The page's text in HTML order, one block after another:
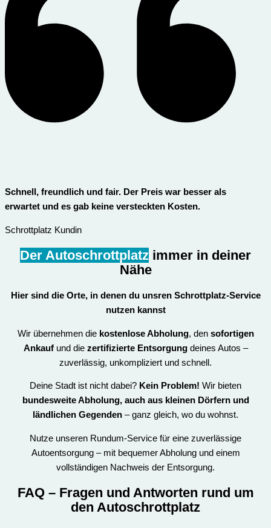
Schnell, freundlich und fair. Der Preis war besser als
erwartet und es gab keine versteckten Kosten.
Schrottplatz Kundin
Der Autoschrottplatz immer in deiner
Nähe
Hier sind die Orte, in denen du unsren Schrottplatz-Service
nutzen kannst
Wir übernehmen die kostenlose Abholung, den sofortigen
Ankaufund die zertifizierte Entsorgungdeines Autos –
zuverlässig, unkompliziert und schnell.
Deine Stadt ist nicht dabei? Kein Problem! Wir bieten
bundesweite Abholung, auch aus kleinen Dörfern und
ländlichen Gegenden – ganz gleich, wo du wohnst.
Nutze unseren Rundum-Service für eine zuverlässige
Autoentsorgung – mit bequemer Abholung und einem
vollständigen Nachweis der Entsorgung.
FAQ – Fragen und Antworten rund um
den Autoschrottplatz